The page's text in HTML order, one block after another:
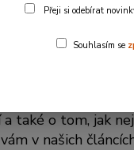
a také o tom, jak
v našich
Přeji si odebírat
Souhlasím se